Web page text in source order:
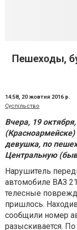
Пешеходы,
14:58, 20 жовтня 2016 р.
Суспільство
Вчера, 19
девушка, по
Центральную
Нарушитель
автомобиле ВАЗ
телесные
пришлось.
сообщили номер
разыскивается.